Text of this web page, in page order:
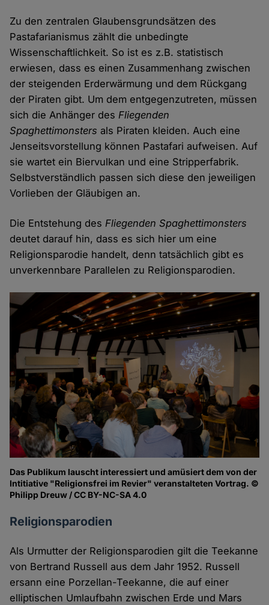
Zu den zentralen Glaubensgrundsätzen des
Pastafarianismus zählt die unbedingte
Wissenschaftlichkeit. So ist es z.B. statistisch
erwiesen, dass es einen Zusammenhang zwischen
der steigenden Erderwärmung und dem Rückgang
der Piraten gibt. Um dem entgegenzutreten, müssen
sich die Anhänger des Fliegenden
Spaghettimonsters als Piraten kleiden. Auch eine
Jenseitsvorstellung können Pastafari aufweisen. Auf
sie wartet ein Biervulkan und eine Stripperfabrik.
Selbstverständlich passen sich diese den jeweiligen
Vorlieben der Gläubigen an.
Die Entstehung des Fliegenden Spaghettimonsters
deutet darauf hin, dass es sich hier um eine
Religionsparodie handelt, denn tatsächlich gibt es
unverkennbare Parallelen zu Religionsparodien.
Das Publikum lauscht interessiert und amüsiert dem von der
Intitiative "Religionsfrei im Revier" veranstalteten Vortrag. ©
Philipp Dreuw / CC BY-NC-SA 4.0
Religionsparodien
Als Urmutter der Religionsparodien gilt die Teekanne
von Bertrand Russell aus dem Jahr 1952. Russell
ersann eine Porzellan-Teekanne, die auf einer
elliptischen Umlaufbahn zwischen Erde und Mars